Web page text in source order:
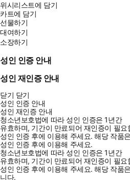
위시리스트에 담기
카트에 담기
선물하기
대여하기
소장하기
성인 인증 안내
성인 재인증 안내
닫기 닫기
성인 인증 안내
성인 재인증 안내
청소년보호법에 따라 성인 인증은 1년간
유효하며, 기간이 만료되어 재인증이 필요
성인 인증 후에 이용해 주세요.해당 작품
성인 인증 후에 이용해 주세요.
청소년보호법에 따라 성인 인증은 1년간
유효하며, 기간이 만료되어 재인증이 필요
성인 인증 후에 이용해 주세요.해당 작품
니다.